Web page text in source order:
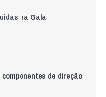
na Gala
de direção